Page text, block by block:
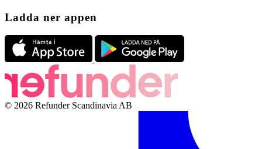
Ladda ner appen
© 2026 Refunder Scandinavia AB